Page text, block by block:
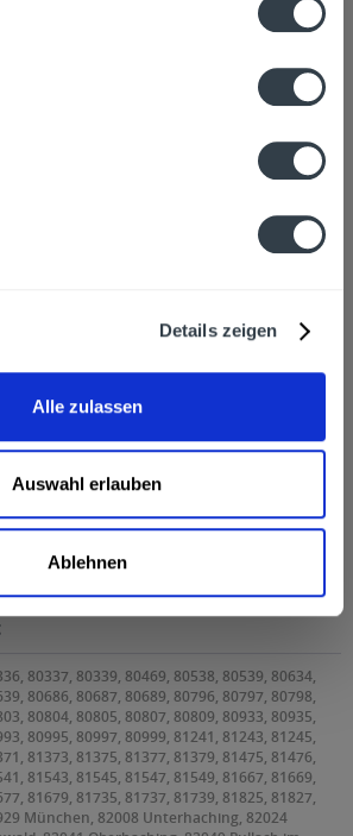
Details zeigen
Alle zulassen
Auswahl erlauben
Ablehnen
Hell 24 x 0,33l wird in den
Städten, Orten und Postleitzahl-
80337, 80339, 80469, 80538, 80539, 80634,
80686, 80687, 80689, 80796, 80797, 80798,
80804, 80805, 80807, 80809, 80933, 80935,
80995, 80997, 80999, 81241, 81243, 81245,
81373, 81375, 81377, 81379, 81475, 81476,
81543, 81545, 81547, 81549, 81667, 81669,
81679, 81735, 81737, 81739, 81825, 81827,
München, 82008 Unterhaching, 82024